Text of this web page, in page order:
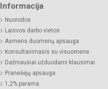
Informacija
Nuorodos
Laisvos darbo vietos
Asmens duomenų apsauga
Konsultavimasis su visuomene
Dažniausiai užduodami klausimai
Pranešėjų apsauga
1,2% parama